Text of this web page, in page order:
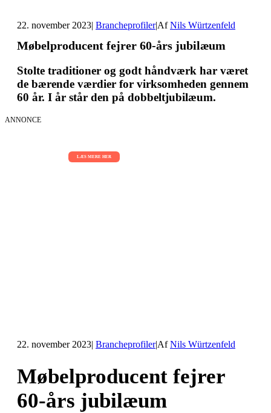
22. november 2023| Brancheprofiler|AfNils Würtzenfeld
Møbelproducent fejrer 60-års jubilæum
Stolte traditioner og godt håndværk har været
de bærende værdier for virksomheden gennem
60 år. I år står den på dobbeltjubilæum.
ANNONCE
LÆS MERE HER
22. november 2023| Brancheprofiler|AfNils Würtzenfeld
Møbelproducent fejrer
60-års jubilæum